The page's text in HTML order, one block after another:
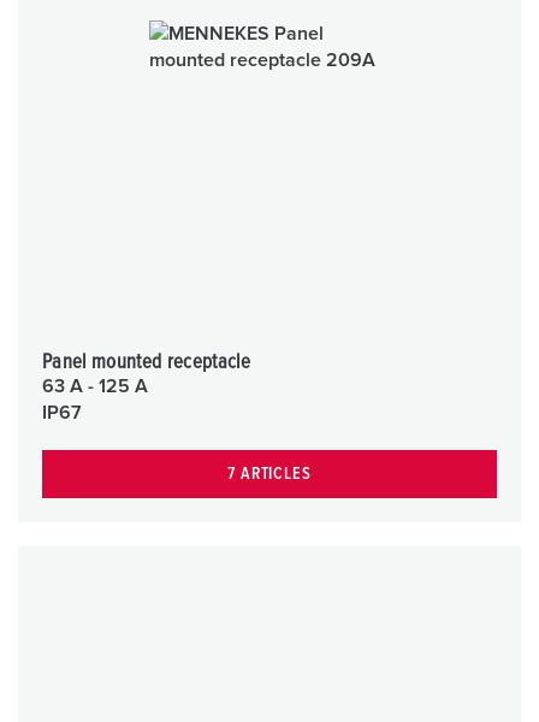
Panel mounted receptacle
63 A - 125 A
IP67
7 ARTICLES